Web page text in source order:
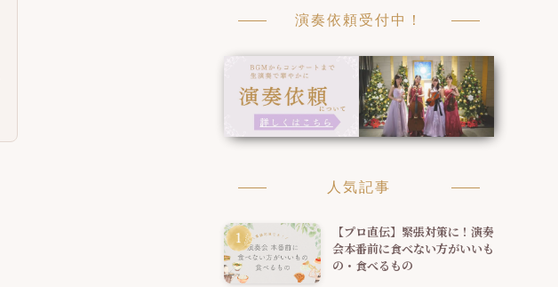
演奏依頼受付中！
人気記事
【プロ直伝】緊張対策に！演奏
会本番前に食べない方がいいも
の・食べるもの